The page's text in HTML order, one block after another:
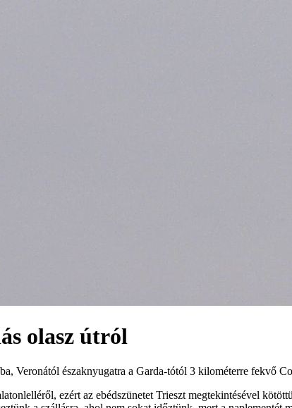
olasz útról
Veronától északnyugatra a Garda-tótól 3 kilométerre fekvő
ezért az ebédszünetet Trieszt megtekintésével